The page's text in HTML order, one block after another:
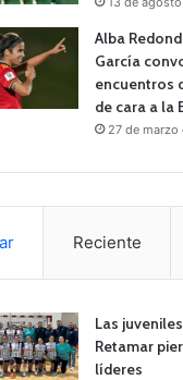
Alba
García
encuentros
de cara a la
27 de
Reciente
Las
Retamar
líderes